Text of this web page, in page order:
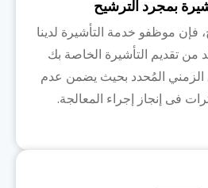
بمجرد الترشيح
فإن موظفو خدمة التأشيرة لدينا
من تقديم التأشيرة الخاصة بك
الزمني المُحدد بحيث يضمن عدم
فى إنجاز إجراء المعالجة.